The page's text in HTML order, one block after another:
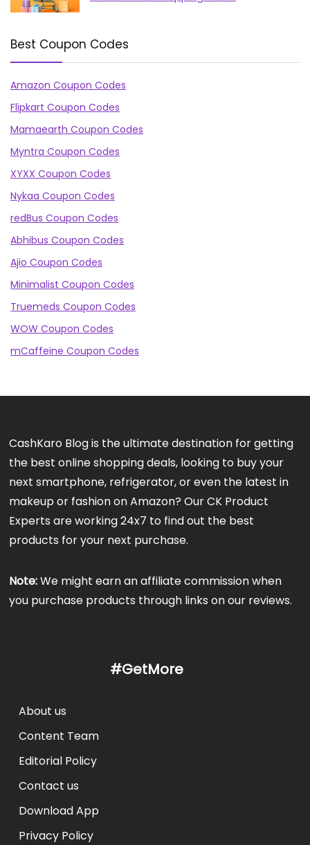
Best Coupon Codes
Amazon Coupon Codes
Flipkart Coupon Codes
Mamaearth Coupon Codes
Myntra Coupon Codes
XYXX Coupon Codes
Nykaa Coupon Codes
redBus Coupon Codes
Abhibus Coupon Codes
Ajio Coupon Codes
Minimalist Coupon Codes
Truemeds Coupon Codes
WOW Coupon Codes
mCaffeine Coupon Codes
CashKaro Blog is the ultimate destination for getting
the best online shopping deals, looking to buy your
next smartphone, refrigerator, or even the latest in
makeup or fashion on Amazon? Our CK Product
Experts are working 24x7 to find out the best
products for your next purchase.
Note:We might earn an affiliate commission when
you purchase products through links on our reviews.
#GetMore
About us
Content Team
Editorial Policy
Contact us
Download App
Privacy Policy